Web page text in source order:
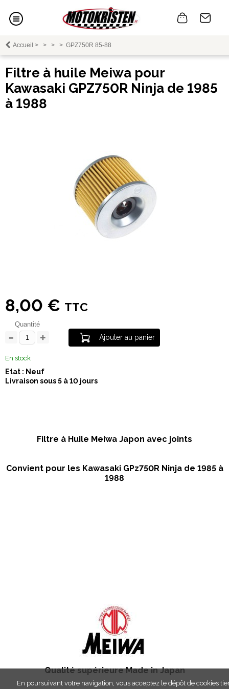
Accueil > > > > GPZ750R 85-88
Filtre à huile Meiwa pour
Kawasaki GPZ750R Ninja de 1985
à 1988
8,00 € TTC
Quantité
Ajouter au panier
En stock
Etat : Neuf
Livraison sous 5 à 10 jours
Filtre à Huile Meiwa Japon avec joints
Convient pour les Kawasaki GPz750R Ninja de 1985 à
1988
Qualité supérieure Made in Japan
En poursuivant votre navigation, vous acceptez le dépôt de cookies